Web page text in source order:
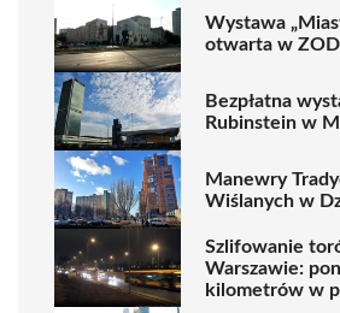
Wystawa
otwarta w
Bezpłatna
Rubinstein w
Manewry
Wiślanych w
Szlifowanie
Warszawie:
kilometrów w